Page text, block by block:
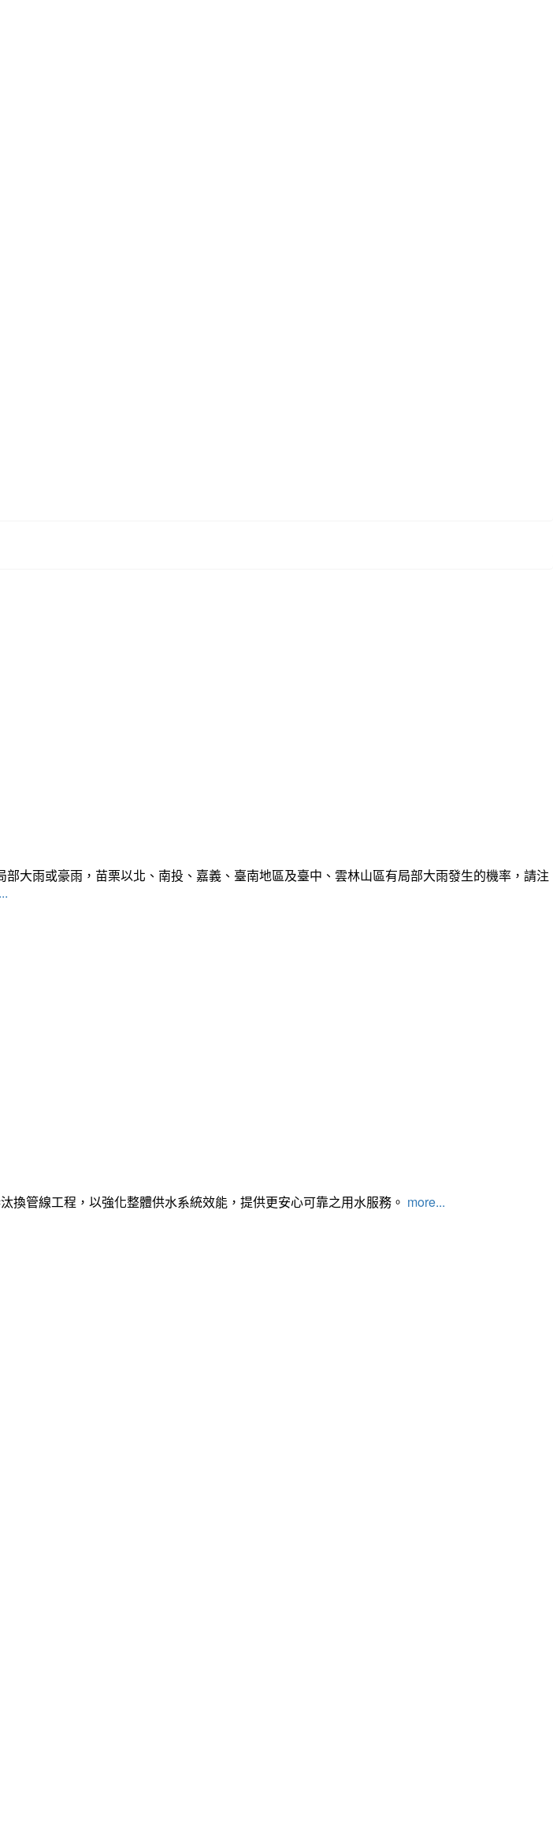
大雨或豪雨，苗栗以北、南投、嘉義、臺南地區及臺中、雲林山區有局部大雨發生的機率，請注
管線工程，以強化整體供水系統效能，提供更安心可靠之用水服務。 more...